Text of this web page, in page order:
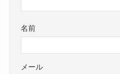
名前
メール